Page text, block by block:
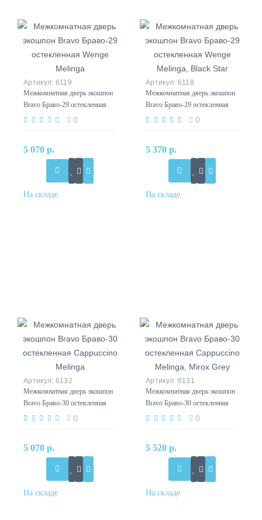
6119
Межкомнатная дверь экошпон
Bravo Браво-29 остекленная
Wenge Melinga
0
5 070 р.
6118
Межкомнатная дверь экошпон
Bravo Браво-29 остекленная
Wenge Melinga, Black Star
0
5 370 р.
6132
Межкомнатная дверь экошпон
Bravo Браво-30 остекленная
Cappuccino Melinga
0
5 070 р.
6131
Межкомнатная дверь экошпон
Bravo Браво-30 остекленная
Cappuccino Melinga, Mirox
0
5 520 р.